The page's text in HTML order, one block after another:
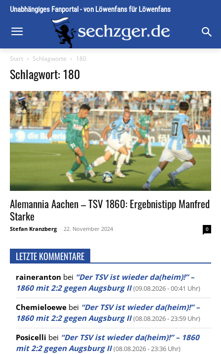
Unabhängiges Fanportal - von Löwenfans für Löwenfans
Start Schlagworte 180
Schlagwort: 180
Alemannia Aachen – TSV 1860: Ergebnistipp Manfred
Starke
Stefan Kranzberg - 22. November 2024 0
LETZTE KOMMENTARE
raineranton bei “Der TSV ist wieder da(heim)!” –
1860 mit 2:2 gegen Augsburg II (09.08.2026 - 00:41 Uhr)
Chemieloewe bei “Der TSV ist wieder da(heim)!” –
1860 mit 2:2 gegen Augsburg II (08.08.2026 - 23:59 Uhr)
Posicelli bei “Der TSV ist wieder da(heim)!” – 1860
mit 2:2 gegen Augsburg II (08.08.2026 - 23:36 Uhr)